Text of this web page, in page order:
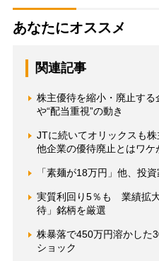
あなたにオススメ
関連記事
株主優待を縮小・廃止す
や“配当重視”の動き
JTに続いてオリックスも
他企業の優待廃止とはワケ
「素麺が18万円」他、投
実質利回り5％も 業績拡
待」銘柄を厳選
株暴落で450万円溶かし
ショック